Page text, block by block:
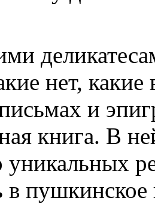
нет, какие
и
книга. В
уникальных
в пушкинское